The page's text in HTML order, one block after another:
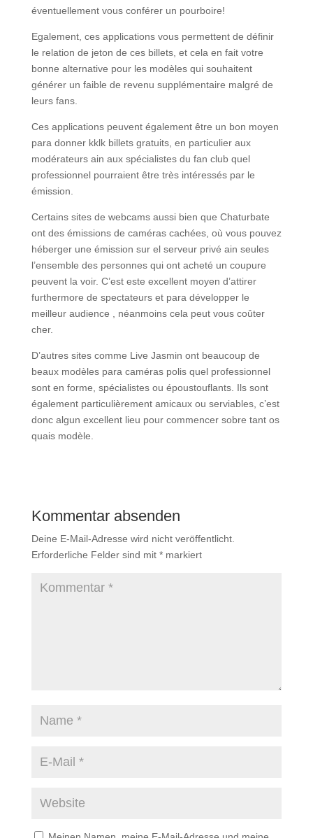
éventuellement vous conférer un pourboire!
Egalement, ces applications vous permettent de définir
le relation de jeton de ces billets, et cela en fait votre
bonne alternative pour les modèles qui souhaitent
générer un faible de revenu supplémentaire malgré de
leurs fans.
Ces applications peuvent également être un bon moyen
para donner kklk billets gratuits, en particulier aux
modérateurs ain aux spécialistes du fan club quel
professionnel pourraient être très intéressés par le
émission.
Certains sites de webcams aussi bien que Chaturbate
ont des émissions de caméras cachées, où vous pouvez
héberger une émission sur el serveur privé ain seules
l’ensemble des personnes qui ont acheté un coupure
peuvent la voir. C’est este excellent moyen d’attirer
furthermore de spectateurs et para développer le
meilleur audience , néanmoins cela peut vous coûter
cher.
D’autres sites comme Live Jasmin ont beaucoup de
beaux modèles para caméras polis quel professionnel
sont en forme, spécialistes ou époustouflants. Ils sont
également particulièrement amicaux ou serviables, c’est
donc algun excellent lieu pour commencer sobre tant os
quais modèle.
Kommentar absenden
Deine E-Mail-Adresse wird nicht veröffentlicht.
Erforderliche Felder sind mit *markiert